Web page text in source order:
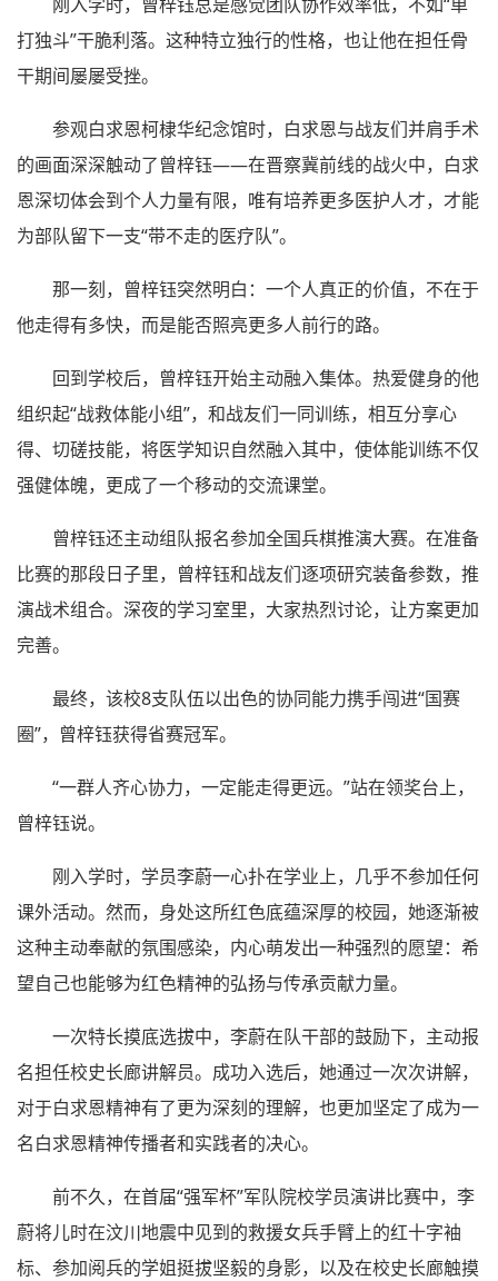
打独斗”干脆利落。这种特立独行的性格，也让他在担任骨
干期间屡屡受挫。
参观白求恩柯棣华纪念馆时，白求恩与战友们并肩手术
的画面深深触动了曾梓钰——在晋察冀前线的战火中，白求
恩深切体会到个人力量有限，唯有培养更多医护人才，才能
为部队留下一支“带不走的医疗队”。
那一刻，曾梓钰突然明白：一个人真正的价值，不在于
他走得有多快，而是能否照亮更多人前行的路。
回到学校后，曾梓钰开始主动融入集体。热爱健身的他
组织起“战救体能小组”，和战友们一同训练，相互分享心
得、切磋技能，将医学知识自然融入其中，使体能训练不仅
强健体魄，更成了一个移动的交流课堂。
曾梓钰还主动组队报名参加全国兵棋推演大赛。在准备
比赛的那段日子里，曾梓钰和战友们逐项研究装备参数，推
演战术组合。深夜的学习室里，大家热烈讨论，让方案更加
完善。
最终，该校8支队伍以出色的协同能力携手闯进“国赛
圈”，曾梓钰获得省赛冠军。
“一群人齐心协力，一定能走得更远。”站在领奖台上，
曾梓钰说。
刚入学时，学员李蔚一心扑在学业上，几乎不参加任何
课外活动。然而，身处这所红色底蕴深厚的校园，她逐渐被
这种主动奉献的氛围感染，内心萌发出一种强烈的愿望：希
望自己也能够为红色精神的弘扬与传承贡献力量。
一次特长摸底选拔中，李蔚在队干部的鼓励下，主动报
名担任校史长廊讲解员。成功入选后，她通过一次次讲解，
对于白求恩精神有了更为深刻的理解，也更加坚定了成为一
名白求恩精神传播者和实践者的决心。
前不久，在首届“强军杯”军队院校学员演讲比赛中，李
蔚将儿时在汶川地震中见到的救援女兵手臂上的红十字袖
标、参加阅兵的学姐挺拔坚毅的身影，以及在校史长廊触摸